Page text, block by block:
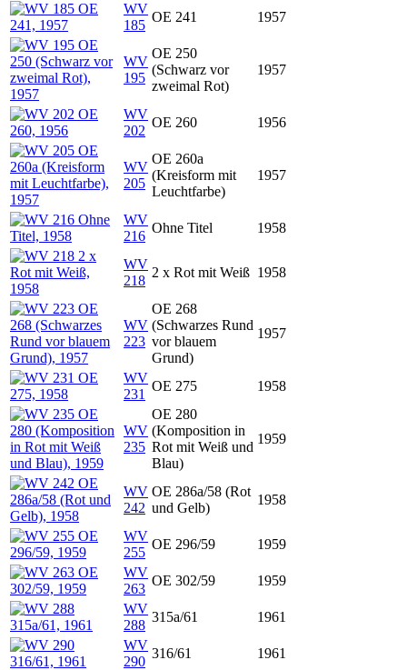
WV
185
OE 241 1957
WV
195
OE 250
(Schwarz vor
zweimal Rot)
1957
WV
202
OE 260 1956
WV
205
OE 260a
(Kreisform mit
Leuchtfarbe)
1957
WV
216
Ohne Titel 1958
WV
218
2 x Rot mit Weiß 1958
WV
223
OE 268
(Schwarzes Rund
vor blauem
Grund)
1957
WV
231
OE 275 1958
WV
235
OE 280
(Komposition in
Rot mit Weiß und
Blau)
1959
WV
242
OE 286a/58 (Rot
und Gelb)
1958
WV
255
OE 296/59
1959
WV
263
OE 302/59
1959
WV
288
315a/61
1961
WV
290
316/61
1961